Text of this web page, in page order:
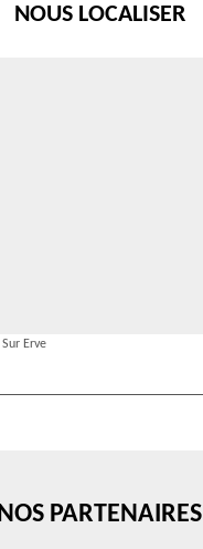
NOUS LOCALISER
Erve
PARTENAIRES